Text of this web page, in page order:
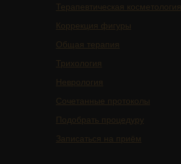
Терапевтическая косметология
Коррекция фигуры
Общая терапия
Трихология
Неврология
Сочетанные протоколы
Подобрать процедуру
Записаться на приём